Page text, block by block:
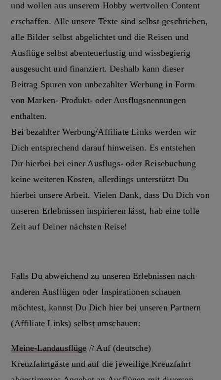
und wollen aus unserem Hobby wertvollen Content
erschaffen. Alle unsere Texte sind selbst geschrieben,
alle Bilder selbst abgelichtet und die Reisen und
Ausflüge selbst abenteuerlustig und wissbegierig
ausgesucht und finanziert. Deshalb kann dieser
Beitrag Spuren von unbezahlter Werbung in Form
von Marken- Produkt- oder Ausflugsnennungen
enthalten.
Bei bezahlter Werbung/Affiliate Links werden wir
Dich entsprechend darauf hinweisen. Es entstehen
Dir hierbei bei einer Ausflugs- oder Reisebuchung
keine weiteren Kosten, allerdings unterstützt Du
hierbei unsere Arbeit. Vielen Dank, dass Du Dich von
unseren Erlebnissen inspirieren lässt, hab eine tolle
Zeit auf Deiner nächsten Reise!
Falls Du abweichend zu unseren Erlebnissen nach
anderen Ausflügen oder Inspirationen schauen
möchtest, kannst Du Dich hier bei unseren Partnern
(Affiliate Links) selbst umschauen:
Meine-Landausflüge // Auf (deutsche)
Kreuzfahrtgäste und auf die jeweilige Kreuzfahrt